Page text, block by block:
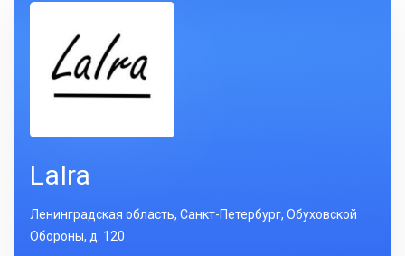
LaIra
Ленинградская область, Санкт-Петербург, Обуховской
Обороны, д. 120